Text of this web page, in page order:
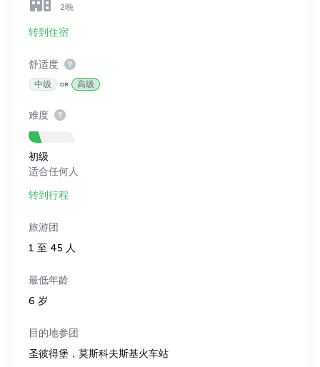
2晚
转到住宿
舒适度
中级 高级
难度
初级
适合任何人
转到行程
旅游团
1 至 45 人
最低年龄
6 岁
目的地参团
圣彼得堡，莫斯科夫斯基火车站